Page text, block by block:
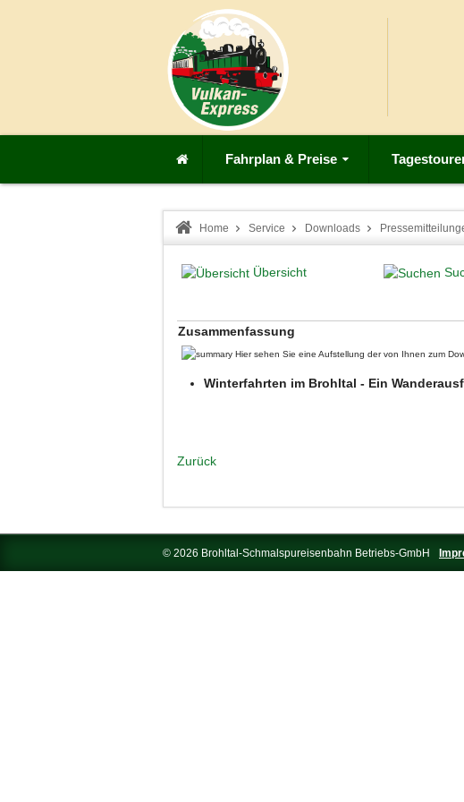
Fahrplan & Preise
Home Service Downloads
Übersicht
Zusammenfassung
Hier sehen Sie eine Aufstellung der von Ihnen zum
Winterfahrten im Brohltal - Ein
Zurück
© 2026 Brohltal-Schmalspureisenbahn Betriebs-GmbH